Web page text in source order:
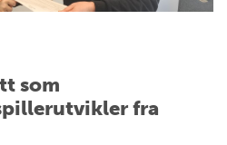
som
fra